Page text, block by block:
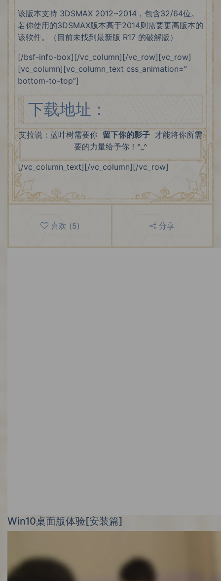
该版本支持 3DSMAX 2012~2014，包含32/64位。
若你使用的3DSMAX版本高于2014则需要更高版本的
该软件。（目前未找到最新版 R17 的破解版）
[/bsf-info-box][/vc_column][/vc_row][vc_row]
[vc_column][vc_column_text css_animation=”
bottom-to-top”]
下载地址：
艾拉说：蓝叶树需要你 留下你的影子 才能将你所需
要的力量给予你！^_^
[/vc_column_text][/vc_column][/vc_row]
喜欢 (5) 分享
Win10桌面版体验[安装篇]